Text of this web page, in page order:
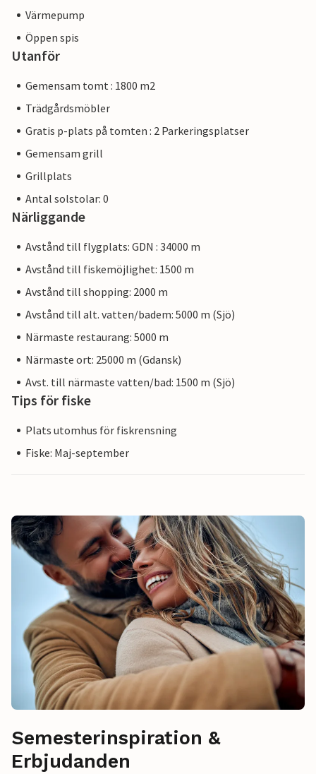
Värmepump
Öppen spis
Utanför
Gemensam tomt : 1800 m2
Trädgårdsmöbler
Gratis p-plats på tomten : 2 Parkeringsplatser
Gemensam grill
Grillplats
Antal solstolar: 0
Närliggande
Avstånd till flygplats: GDN : 34000 m
Avstånd till fiskemöjlighet: 1500 m
Avstånd till shopping: 2000 m
Avstånd till alt. vatten/badem: 5000 m (Sjö)
Närmaste restaurang: 5000 m
Närmaste ort: 25000 m (Gdansk)
Avst. till närmaste vatten/bad: 1500 m (Sjö)
Tips för fiske
Plats utomhus för fiskrensning
Fiske: Maj-september
Semesterinspiration &
Erbjudanden